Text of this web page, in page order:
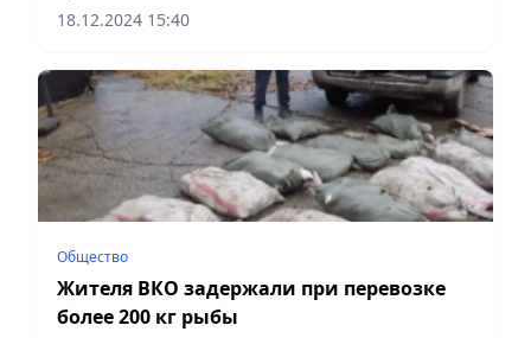
18.12.2024 15:40
Общество
Жителя ВКО задержали при перевозке
более 200 кг рыбы